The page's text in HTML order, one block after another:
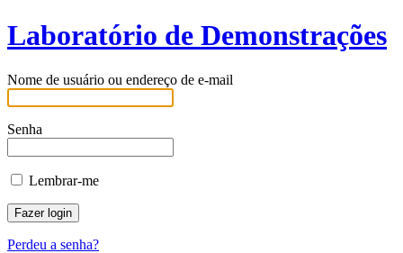
Laboratório de Demonstrações
Nome de usuário ou endereço de e-mail
Senha
Lembrar-me
Perdeu a senha?